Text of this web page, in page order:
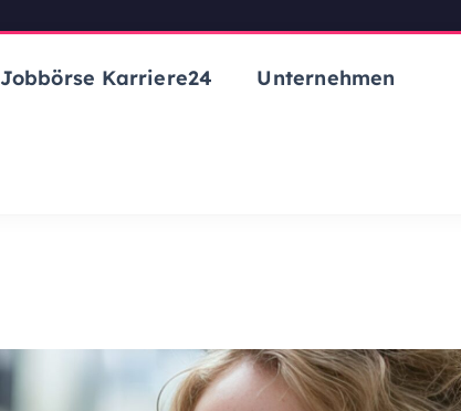
Jobbörse Karriere24 Unternehmen